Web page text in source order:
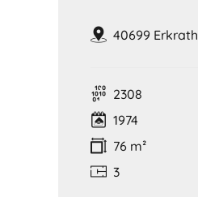
40699 Erkrath
2308
1974
76 m²
3